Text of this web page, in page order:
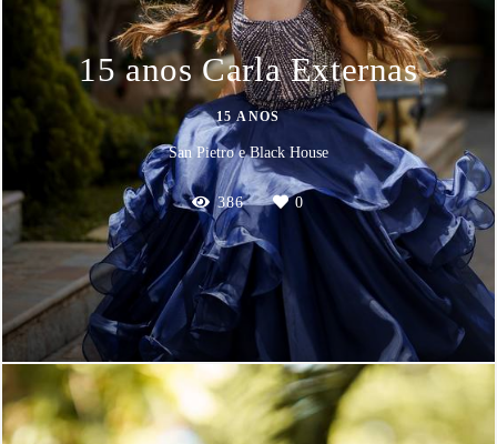
15 anos Carla Externas
15 ANOS
San Pietro e Black House
386 0